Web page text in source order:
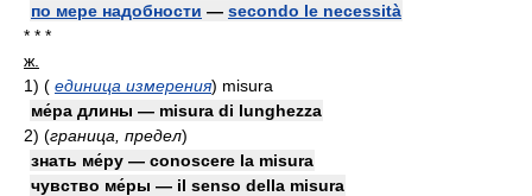
по мере надобности — secondo le necessità
* * *
ж.
1) ( единица измерения) misura
ме́ра длины — misura di lunghezza
2) (граница, предел)
знать ме́ру — conoscere la misura
чувство ме́ры — il senso della misura